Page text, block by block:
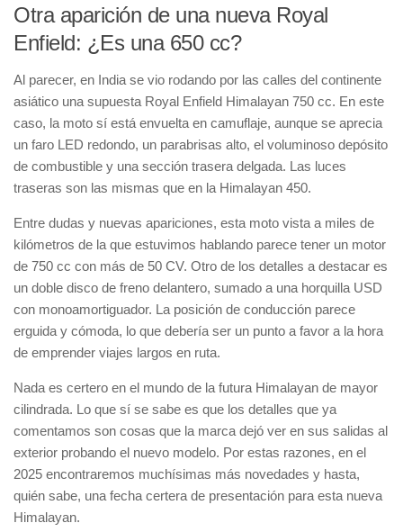
Otra aparición de una nueva Royal
Enfield: ¿Es una 650 cc?
Al parecer, en India se vio rodando por las calles del continente
asiático una supuesta Royal Enfield Himalayan 750 cc. En este
caso, la moto sí está envuelta en camuflaje, aunque se aprecia
un faro LED redondo, un parabrisas alto, el voluminoso depósito
de combustible y una sección trasera delgada. Las luces
traseras son las mismas que en la Himalayan 450.
Entre dudas y nuevas apariciones, esta moto vista a miles de
kilómetros de la que estuvimos hablando parece tener un motor
de 750 cc con más de 50 CV. Otro de los detalles a destacar es
un doble disco de freno delantero, sumado a una horquilla USD
con monoamortiguador. La posición de conducción parece
erguida y cómoda, lo que debería ser un punto a favor a la hora
de emprender viajes largos en ruta.
Nada es certero en el mundo de la futura Himalayan de mayor
cilindrada. Lo que sí se sabe es que los detalles que ya
comentamos son cosas que la marca dejó ver en sus salidas al
exterior probando el nuevo modelo. Por estas razones, en el
2025 encontraremos muchísimas más novedades y hasta,
quién sabe, una fecha certera de presentación para esta nueva
Himalayan.